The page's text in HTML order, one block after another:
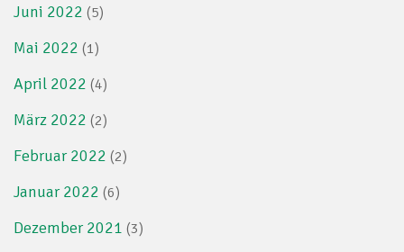
Juni 2022 (5)
Mai 2022 (1)
April 2022 (4)
März 2022 (2)
Februar 2022 (2)
Januar 2022 (6)
Dezember 2021 (3)